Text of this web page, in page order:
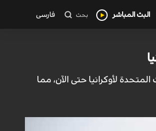
البث المباشر بحث فارسی
لأوكرانيا حتى الآن، مما